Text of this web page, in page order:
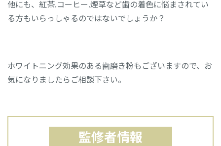
他にも、紅茶.コーヒー.煙草など歯の着色に悩まされてい
る方もいらっしゃるのではないでしょうか？
ホワイトニング効果のある歯磨き粉もございますので、お
気になりましたらご相談下さい。
監修者情報